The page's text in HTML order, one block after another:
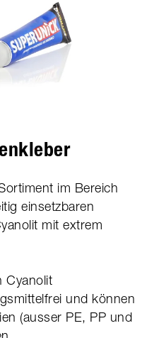
im Bereich
einsetzbaren
mit extrem
Cyanolit
und können
(ausser PE, PP und